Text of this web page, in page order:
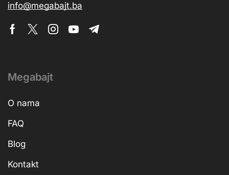
info@megabajt.ba
Megabajt
O nama
FAQ
Blog
Kontakt